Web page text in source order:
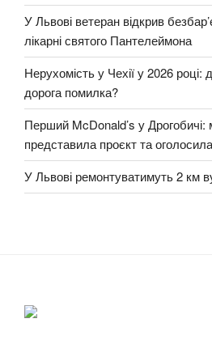
У Львові ветеран відкрив
лікарні святого Пантелеймона
Нерухомість у Чехії у 2026
дорога помилка?
Перший McDonald’s у Дрогобичі:
представила проєкт та
У Львові ремонтуватимуть 2 км